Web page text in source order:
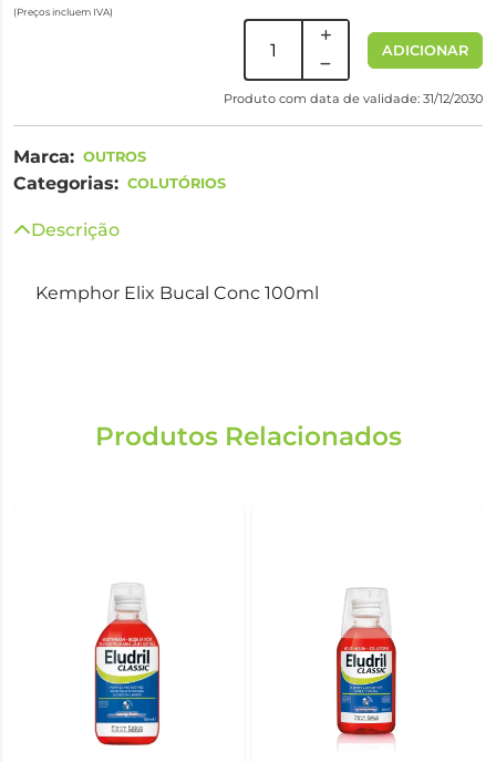
(Preços incluem IVA)
ADICIONAR
Produto com data de validade: 31/12/2030
Marca: OUTROS
Categorias: COLUTÓRIOS
Descrição
Kemphor Elix Bucal Conc 100ml
Produtos Relacionados